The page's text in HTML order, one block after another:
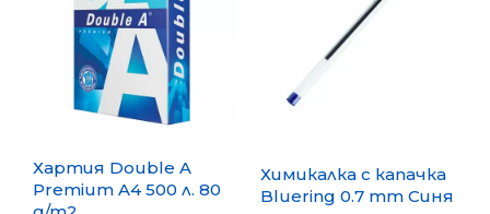
Хартия Double A
Premium A4 500 л. 80
Химикалка с капачка
Bluering 0.7 mm Синя